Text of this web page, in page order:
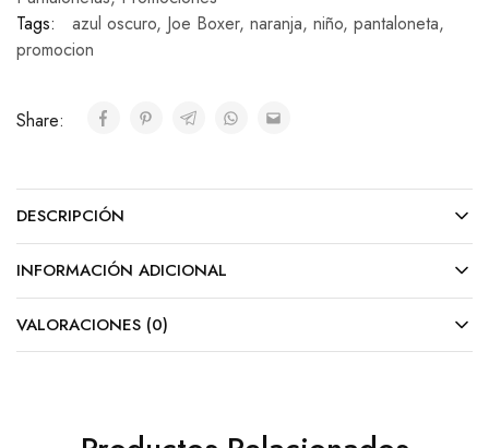
Tags:
azul oscuro, Joe Boxer, naranja, niño, pantaloneta,
promocion
Share:
DESCRIPCIÓN
INFORMACIÓN ADICIONAL
VALORACIONES (0)